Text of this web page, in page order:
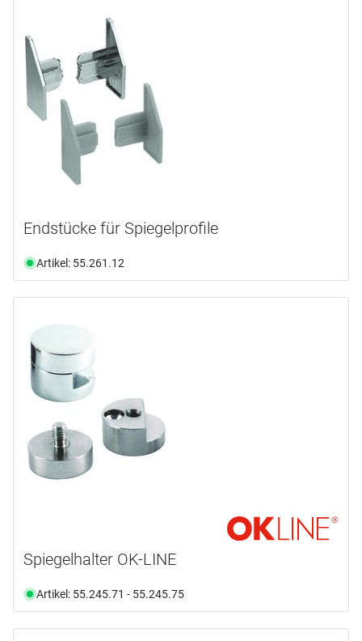
Endstücke für Spiegelprofile
Artikel: 55.261.12
Spiegelhalter OK-LINE
Artikel: 55.245.71 - 55.245.75